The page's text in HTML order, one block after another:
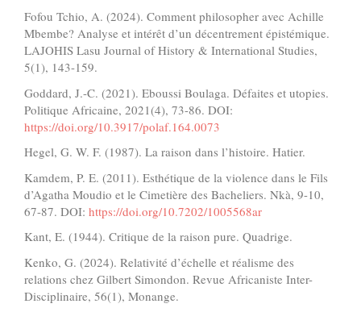
Fofou Tchio, A. (2024). Comment philosopher avec Achille
Mbembe? Analyse et intérêt d’un décentrement épistémique.
LAJOHIS Lasu Journal of History & International Studies,
5(1), 143-159.
Goddard, J.-C. (2021). Eboussi Boulaga. Défaites et utopies.
Politique Africaine, 2021(4), 73-86. DOI:
https://doi.org/10.3917/polaf.164.0073
Hegel, G. W. F. (1987). La raison dans l’histoire. Hatier.
Kamdem, P. E. (2011). Esthétique de la violence dans le Fils
d’Agatha Moudio et le Cimetière des Bacheliers. Nkà, 9-10,
67-87. DOI: https://doi.org/10.7202/1005568ar
Kant, E. (1944). Critique de la raison pure. Quadrige.
Kenko, G. (2024). Relativité d’échelle et réalisme des
relations chez Gilbert Simondon. Revue Africaniste Inter-
Disciplinaire, 56(1), Monange.